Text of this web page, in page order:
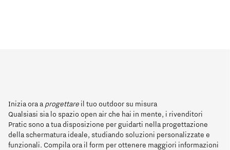
Inizia ora aprogettare il tuo outdoor su misura
Qualsiasi sia lo spazio open air che hai in mente, i rivenditori
Pratic sono a tua disposizione per guidarti nella progettazione
della schermatura ideale, studiando soluzioni personalizzate e
funzionali. Compila ora il form per ottenere maggiori informazioni